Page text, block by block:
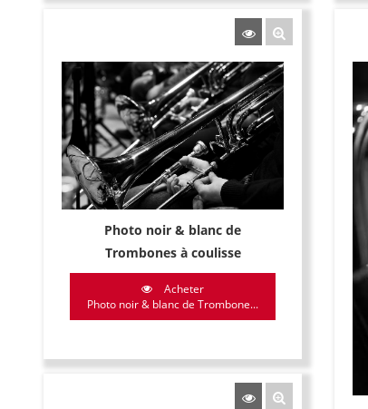
Photo noir & blanc de
Trombones à coulisse
Acheter
Photo noir & blanc de Trombone...